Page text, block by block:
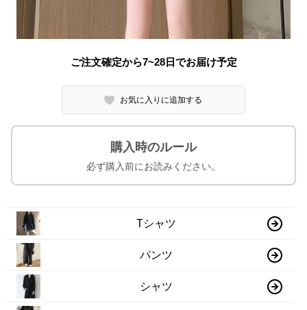
ご注文確定から7~28日でお届け予定
お気に入りに追加する
購入時のルール
必ず購入前にお読みください。
Tシャツ
パンツ
シャツ